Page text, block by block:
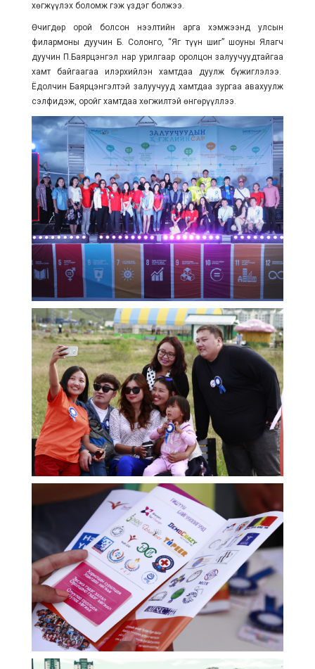
хөгжүүлэх боломж гэж үздэг болжээ.
Өчигдөр орой болсон нээлтийн арга хэмжээнд улсын
филармоны дуучин Б. Солонго, “Яг түүн шиг” шоуны Ялагч
дуучин П.Баярцэнгэл нар урилгаар оролцон залуучуудтайгаа
хамт байгаагаа илэрхийлэн хамтдаа дуулж бүжиглэлээ.
Ёдолчин Баярцэнгэлтэй залуучууд хамтдаа зургаа авахуулж
сэлфидэж, оройг хамтдаа хөгжилтэй өнгөрүүллээ.